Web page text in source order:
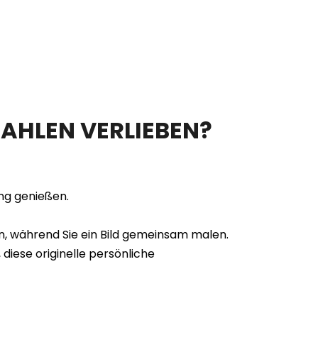
VERLIEBEN?
genießen.
während Sie ein Bild gemeinsam malen.
originelle persönliche